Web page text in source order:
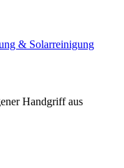
& Solarreinigung
Handgriff aus